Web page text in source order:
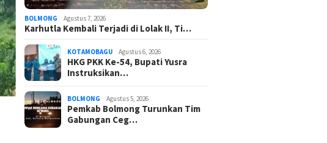
BOLMONG Agustus 7, 2026
Karhutla Kembali Terjadi di Lolak II, Ti…
KOTAMOBAGU Agustus 6, 2026
HKG PKK Ke-54, Bupati Yusra
Instruksikan…
BOLMONG Agustus 5, 2026
Pemkab Bolmong Turunkan Tim
Gabungan Ceg…